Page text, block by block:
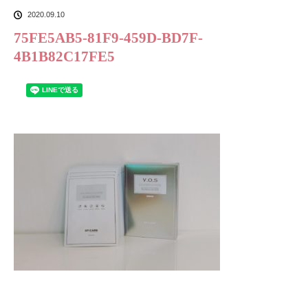
2020.09.10
75FE5AB5-81F9-459D-BD7F-
4B1B82C17FE5